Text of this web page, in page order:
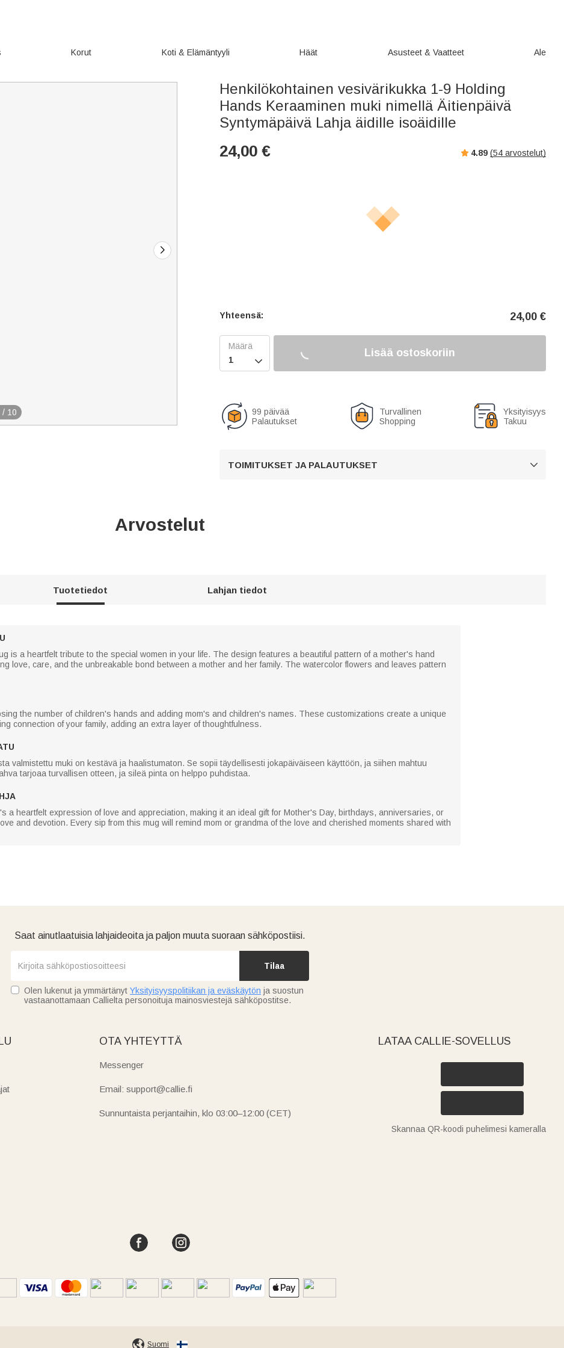
Korut Koti & Elämäntyyli Häät Asusteet & Vaatteet Ale
/ 10
Henkilökohtainen vesivärikukka 1-9 Holding
Hands Keraaminen muki nimellä Äitienpäivä
Syntymäpäivä Lahja äidille isoäidille
24,00 € 4.89 (54 arvostelut)
Yhteensä: 24,00 €

Lisää ostoskoriin
99 päivää
Palautukset
Turvallinen
Shopping
Yksityisyys
Takuu
TOIMITUKSET JA PALAUTUKSET 
Arvostelut
Tuotetiedot Lahjan tiedot
is a heartfelt tribute to the special women in your life. The design features a beautiful pattern of a mother's hand
love, care, and the unbreakable bond between a mother and her family. The watercolor flowers and leaves pattern
the number of children's hands and adding mom's and children's names. These customizations create a unique
connection of your family, adding an extra layer of thoughtfulness.
valmistettu muki on kestävä ja haalistumaton. Se sopii täydellisesti jokapäiväiseen käyttöön, ja siihen mahtuu
tarjoaa turvallisen otteen, ja sileä pinta on helppo puhdistaa.
a heartfelt expression of love and appreciation, making it an ideal gift for Mother's Day, birthdays, anniversaries, or
and devotion. Every sip from this mug will remind mom or grandma of the love and cherished moments shared with
Saat ainutlaatuisia lahjaideoita ja paljon muuta suoraan sähköpostiisi.
Tilaa
Olen lukenut ja ymmärtänyt Yksityisyyspolitiikan ja eväskäytön ja suostun
vastaanottamaan Callielta personoituja mainosviestejä sähköpostitse.
OTA YHTEYTTÄ
Messenger
Email: support@callie.fi
Sunnuntaista perjantaihin, klo 03:00–12:00 (CET)
LATAA CALLIE-SOVELLUS
Skannaa QR-koodi puhelimesi kameralla
Suomi